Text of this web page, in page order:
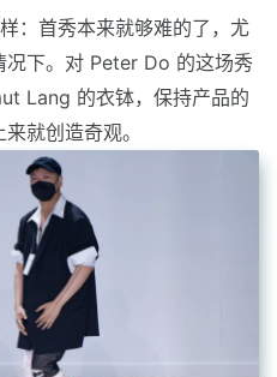
：首秀本来就够难的了，尤
况下。对 Peter Do 的这场秀
Lang 的衣钵，保持产品的
就创造奇观。